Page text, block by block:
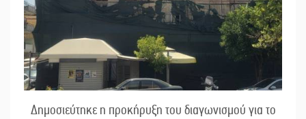
Δημοσιεύτηκε η προκήρυξη του διαγωνισμού για το